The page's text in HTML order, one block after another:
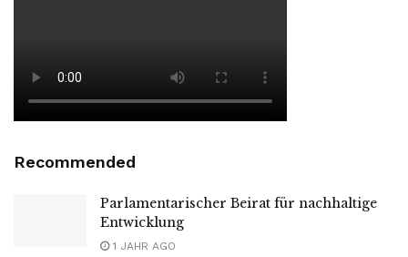
Recommended
Parlamentarischer Beirat für nachhaltige
Entwicklung
1 JAHR AGO